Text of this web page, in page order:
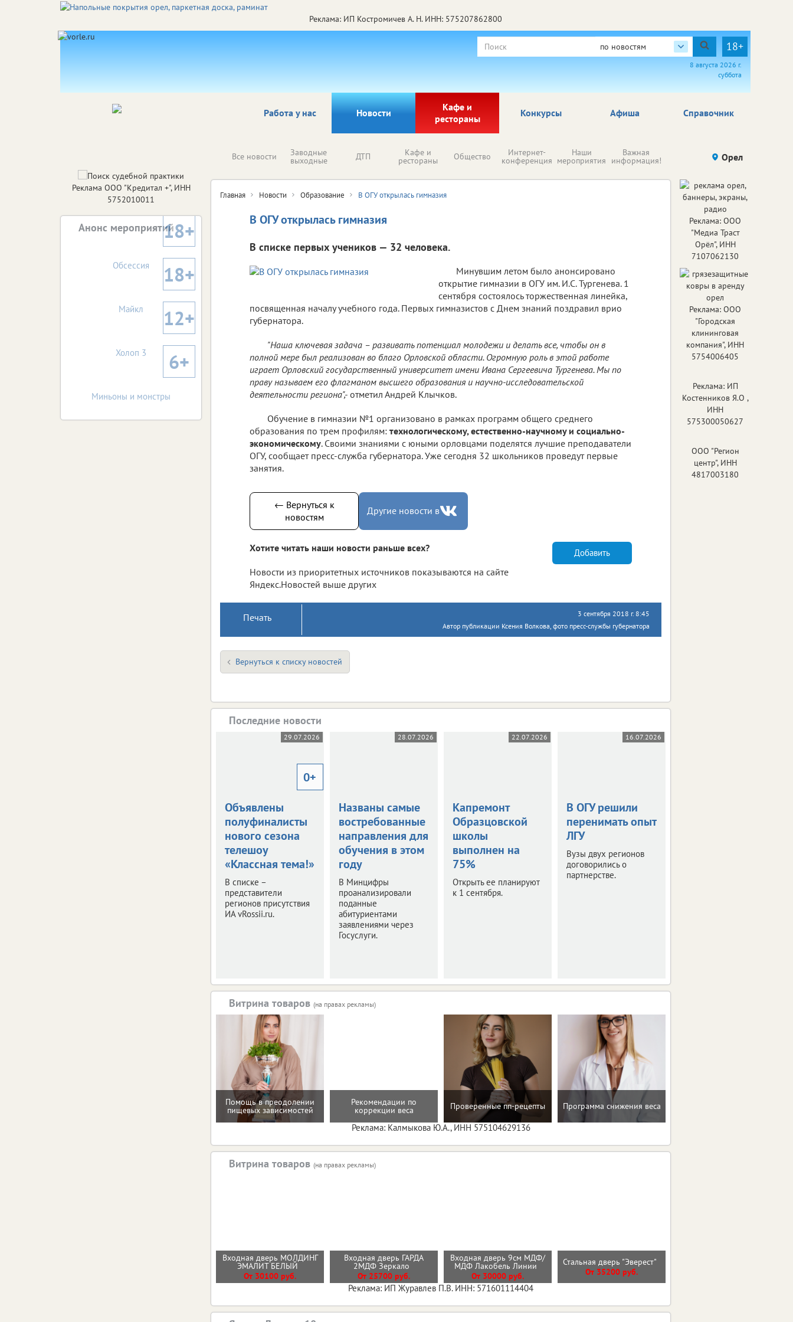
Реклама: ИП Костромичев А. Н. ИНН: 575207862800
по новостям 18+
8 августа 2026 г.
суббота
Работа у нас Новости
Кафе и
рестораны
Афиша Справочник
Конкурсы
Все новости Заводные
выходные ДТП Кафе и
рестораны Общество Интернет-
конференция
Наши
мероприятия
Важная
информация! Происшествия Здоровье
Орел
Главная Новости Образование В ОГУ открылась гимназия
В ОГУ открылась гимназия
В списке первых учеников — 32 человека.
Минувшим летом было анонсировано
открытие гимназии в ОГУ им. И.С. Тургенева. 1
сентября состоялось торжественная линейка,
посвященная началу учебного года. Первых гимназистов с Днем знаний поздравил врио
губернатора.
"Наша ключевая задача – развивать потенциал молодежи и делать все, чтобы он в
полной мере был реализован во благо Орловской области. Огромную роль в этой работе
играет Орловский государственный университет имени Ивана Сергеевича Тургенева. Мы по
праву называем его флагманом высшего образования и научно-исследовательской
деятельности региона",- отметил Андрей Клычков.
Обучение в гимназии №1 организовано в рамках программ общего среднего
образования по трем профилям: технологическому, естественно-научному и социально-
экономическому. Своими знаниями с юными орловцами поделятся лучшие преподаватели
ОГУ, сообщает пресс-служба губернатора. Уже сегодня 32 школьников проведут первые
занятия.
← Вернуться к
новостям
Другие новости в
Хотите читать наши новости раньше всех?
Новости из приоритетных источников показываются на сайте
Яндекс.Новостей выше других
Добавить
Печать
3 сентября 2018 г. 8:45
Автор публикации Ксения Волкова, фото пресс-службы губернатора
Вернуться к списку новостей
Последние новости
29.07.2026
0+
Объявлены
полуфиналисты
нового сезона
телешоу
«Классная тема!»
В списке –
представители
регионов присутствия
ИА vRossii.ru.
28.07.2026
Названы самые
востребованные
направления для
обучения в этом
году
В Минцифры
проанализировали
поданные
абитуриентами
заявлениями через
Госуслуги.
22.07.2026
Капремонт
Образцовской
школы
выполнен на
75%
Открыть ее планируют
к 1 сентября.
16.07.2026
В ОГУ решили
перенимать опыт
ЛГУ
Вузы двух регионов
договорились о
партнерстве.
Витрина товаров (на правах рекламы)
Помощь в преодолении
пищевых зависимостей
Рекомендации по
коррекции веса Проверенные пп-рецепты Программа снижения веса
Реклама: Калмыкова Ю.А., ИНН 575104629136
Витрина товаров (на правах рекламы)
Входная дверь МОЛДИНГ
ЭМАЛИТ БЕЛЫЙ
От 30100 руб.
Входная дверь ГАРДА
2МДФ Зеркало
От 25700 руб.
Входная дверь 9см МДФ/
МДФ Лакобель Линии
От 30000 руб.
Стальная дверь "Эверест"
От 35200 руб.
Реклама: ИП Журавлев П.В. ИНН: 571601114404
Реклама ООО "Кредитал +", ИНН
5752010011
Анонс мероприятий18+
Обсессия 18+
Майкл 12+
Холоп 3 6+
Миньоны и монстры
Реклама: ООО
"Медиа Траст
Орёл", ИНН
7107062130
Реклама: ООО
"Городская
клининговая
компания", ИНН
5754006405
Реклама: ИП
Костенников Я.О ,
ИНН
575300050627
ООО "Регион
центр", ИНН
4817003180